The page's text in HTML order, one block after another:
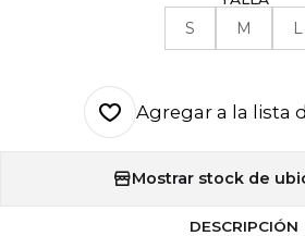
S M L
Agregar a la lista
Mostrar stock de
DESCRIPCIÓN